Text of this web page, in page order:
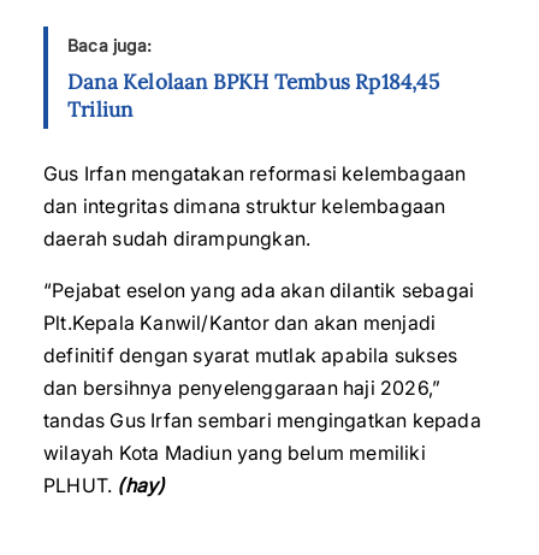
Baca juga:
Dana Kelolaan BPKH Tembus Rp184,45
Triliun
Gus Irfan mengatakan reformasi kelembagaan
dan integritas dimana struktur kelembagaan
daerah sudah dirampungkan.
“Pejabat eselon yang ada akan dilantik sebagai
Plt.Kepala Kanwil/Kantor dan akan menjadi
definitif dengan syarat mutlak apabila sukses
dan bersihnya penyelenggaraan haji 2026,”
tandas Gus Irfan sembari mengingatkan kepada
wilayah Kota Madiun yang belum memiliki
PLHUT. (hay)